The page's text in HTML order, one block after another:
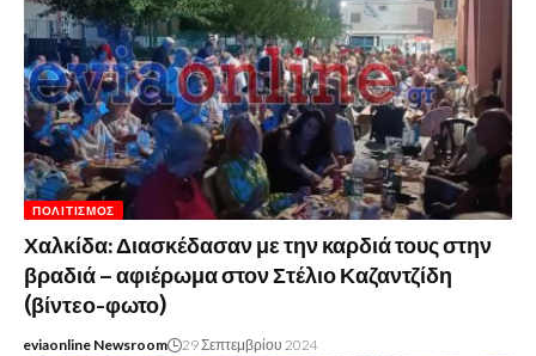
ΠΟΛΙΤΙΣΜΌΣ
Χαλκίδα: Διασκέδασαν με την καρδιά τους στην
βραδιά – αφιέρωμα στον Στέλιο Καζαντζίδη
(βίντεο-φωτο)
eviaonline Newsroom 29 Σεπτεμβρίου 2024